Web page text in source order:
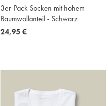
3er-Pack Socken mit hohem
Baumwollanteil - Schwarz
now
24,95 €